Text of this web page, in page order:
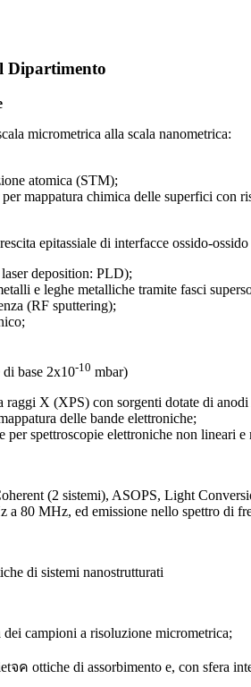
Dipartimento
micrometrica alla scala nanometrica:
atomica (STM);
mappatura chimica delle superfici con
epitassiale di interfacce ossido-
deposition: PLD);
e leghe metalliche tramite fasci
(RF sputtering);
base 2x10-10 mbar)
raggi X (XPS) con sorgenti dotate di
delle bande elettroniche;
spettroscopie elettroniche non lineari e
(2 sistemi), ASOPS, Light
80 MHz, ed emissione nello spettro di
di sistemi nanostrutturati
campioni a risoluzione micrometrica;
จค ottiche di assorbimento e, con sfera